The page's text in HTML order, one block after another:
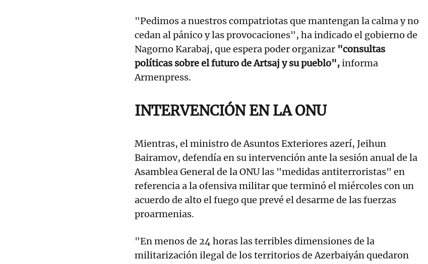
"Pedimos a nuestros compatriotas que mantengan la calma y no
cedan al pánico y las provocaciones", ha indicado el gobierno de
Nagorno Karabaj, que espera poder organizar "consultas
políticas sobre el futuro de Artsaj y su pueblo",informa
Armenpress.
INTERVENCIÓN EN LA ONU
Mientras, el ministro de Asuntos Exteriores azerí, Jeihun
Bairamov, defendía en su intervención ante la sesión anual de la
Asamblea General de la ONU las "medidas antiterroristas" en
referencia a la ofensiva militar que terminó el miércoles con un
acuerdo de alto el fuego que prevé el desarme de las fuerzas
proarmenias.
"En menos de 24 horas las terribles dimensiones de la
militarización ilegal de los territorios de Azerbaiyán quedaron